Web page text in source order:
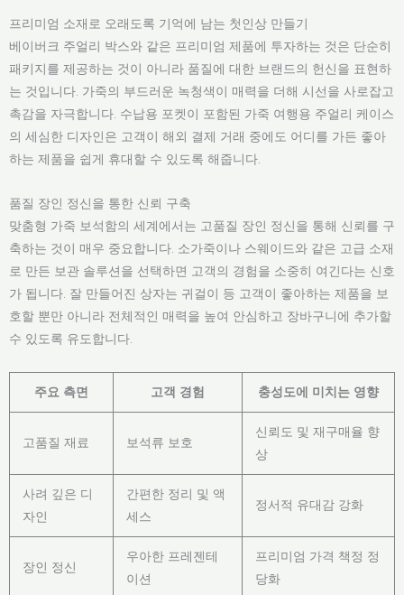
프리미엄 소재로 오래도록 기억에 남는 첫인상 만들기
베이버크 주얼리 박스와 같은 프리미엄 제품에 투자하는 것은 단순히
패키지를 제공하는 것이 아니라 품질에 대한 브랜드의 헌신을 표현하
는 것입니다. 가죽의 부드러운 녹청색이 매력을 더해 시선을 사로잡고
촉감을 자극합니다. 수납용 포켓이 포함된 가죽 여행용 주얼리 케이스
의 세심한 디자인은 고객이 해외 결제 거래 중에도 어디를 가든 좋아
하는 제품을 쉽게 휴대할 수 있도록 해줍니다.
품질 장인 정신을 통한 신뢰 구축
맞춤형 가죽 보석함의 세계에서는 고품질 장인 정신을 통해 신뢰를 구
축하는 것이 매우 중요합니다. 소가죽이나 스웨이드와 같은 고급 소재
로 만든 보관 솔루션을 선택하면 고객의 경험을 소중히 여긴다는 신호
가 됩니다. 잘 만들어진 상자는 귀걸이 등 고객이 좋아하는 제품을 보
호할 뿐만 아니라 전체적인 매력을 높여 안심하고 장바구니에 추가할
수 있도록 유도합니다.
주요 측면 고객 경험 충성도에 미치는 영향
고품질 재료 보석류 보호
신뢰도 및 재구매율 향
상
사려 깊은 디
자인
간편한 정리 및 액
세스
정서적 유대감 강화
장인 정신
우아한 프레젠테
이션
프리미엄 가격 책정 정
당화